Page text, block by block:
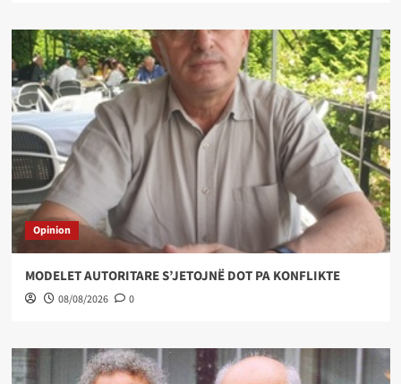
Opinion
MODELET AUTORITARE S’JETOJNË DOT PA KONFLIKTE
08/08/2026 0